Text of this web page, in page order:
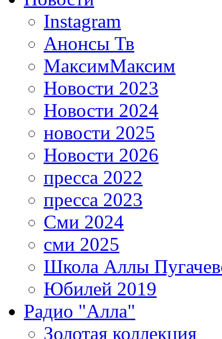
Instagram
Анонсы Тв
МаксимМаксим
Новости 2023
Новости 2024
новости 2025
Новости 2026
пресса 2022
пресса 2023
Сми 2024
сми 2025
Школа Аллы
Юбилей 2019
Радио "Алла"
Золотая коллекция